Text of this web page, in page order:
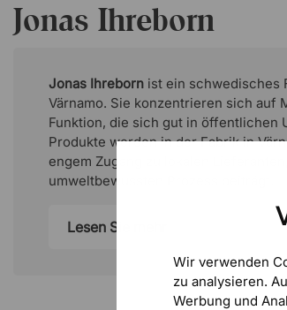
Wir verwenden
zu analysieren.
Werbung und
allen Bereichen von Design über
Jonas Ihreborn
Jonas Ihreborn ist ein schwedisches
Värnamo. Sie konzentrieren sich auf
Funktion, die sich gut in öffentlichen
Produkte werden in der Fabrik in
engem Zugang zu lokalen
umweltbewussten Prozess beiträgt.
Lesen Sie mehr